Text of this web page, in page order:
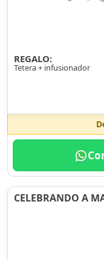
REGALO:
Tetera + infusionador
CELEBRANDO A